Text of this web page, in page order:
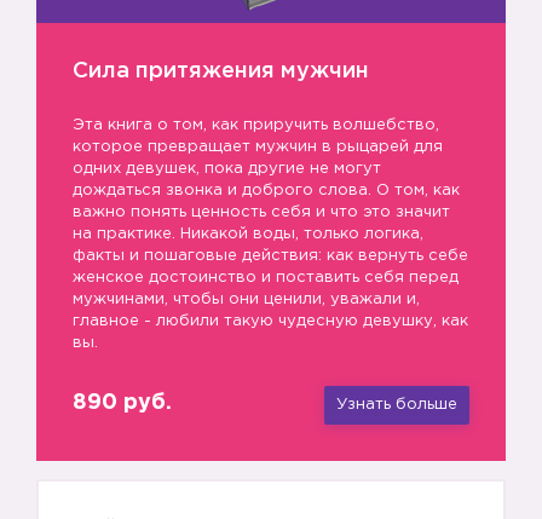
Сила притяжения мужчин
Эта книга о том, как приручить волшебство,
которое превращает мужчин в рыцарей для
одних девушек, пока другие не могут
дождаться звонка и доброго слова. О том, как
важно понять ценность себя и что это значит
на практике. Никакой воды, только логика,
факты и пошаговые действия: как вернуть себе
женское достоинство и поставить себя перед
мужчинами, чтобы они ценили, уважали и,
главное - любили такую чудесную девушку, как
вы.
890 руб. Узнать больше